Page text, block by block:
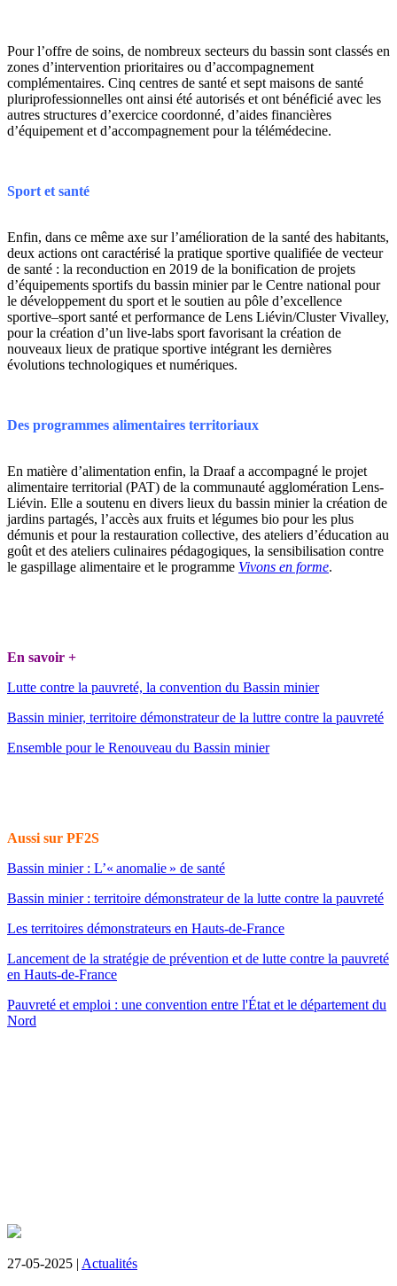
Pour l’offre de soins, de nombreux secteurs du bassin sont classés en
zones d’intervention prioritaires ou d’accompagnement
complémentaires. Cinq centres de santé et sept maisons de santé
pluriprofessionnelles ont ainsi été autorisés et ont bénéficié avec les
autres structures d’exercice coordonné, d’aides financières
d’équipement et d’accompagnement pour la télémédecine.
Sport et santé
Enfin, dans ce même axe sur l’amélioration de la santé des habitants,
deux actions ont caractérisé la pratique sportive qualifiée de vecteur
de santé : la reconduction en 2019 de la bonification de projets
d’équipements sportifs du bassin minier par le Centre national pour
le développement du sport et le soutien au pôle d’excellence
sportive–sport santé et performance de Lens Liévin/Cluster Vivalley,
pour la création d’un live-labs sport favorisant la création de
nouveaux lieux de pratique sportive intégrant les dernières
évolutions technologiques et numériques.
Des programmes alimentaires territoriaux
En matière d’alimentation enfin, la Draaf a accompagné le projet
alimentaire territorial (PAT) de la communauté agglomération Lens-
Liévin. Elle a soutenu en divers lieux du bassin minier la création de
jardins partagés, l’accès aux fruits et légumes bio pour les plus
démunis et pour la restauration collective, des ateliers d’éducation au
goût et des ateliers culinaires pédagogiques, la sensibilisation contre
le gaspillage alimentaire et le programme Vivons en forme.
En savoir +
Lutte contre la pauvreté, la convention du Bassin minier
Bassin minier, territoire démonstrateur de la luttre contre la pauvreté
Ensemble pour le Renouveau du Bassin minier
Aussi sur PF2S
Bassin minier : L’« anomalie » de santé
Bassin minier : territoire démonstrateur de la lutte contre la pauvreté
Les territoires démonstrateurs en Hauts-de-France
Lancement de la stratégie de prévention et de lutte contre la pauvreté
en Hauts-de-France
Pauvreté et emploi : une convention entre l'État et le département du
Nord
27-05-2025 | Actualités